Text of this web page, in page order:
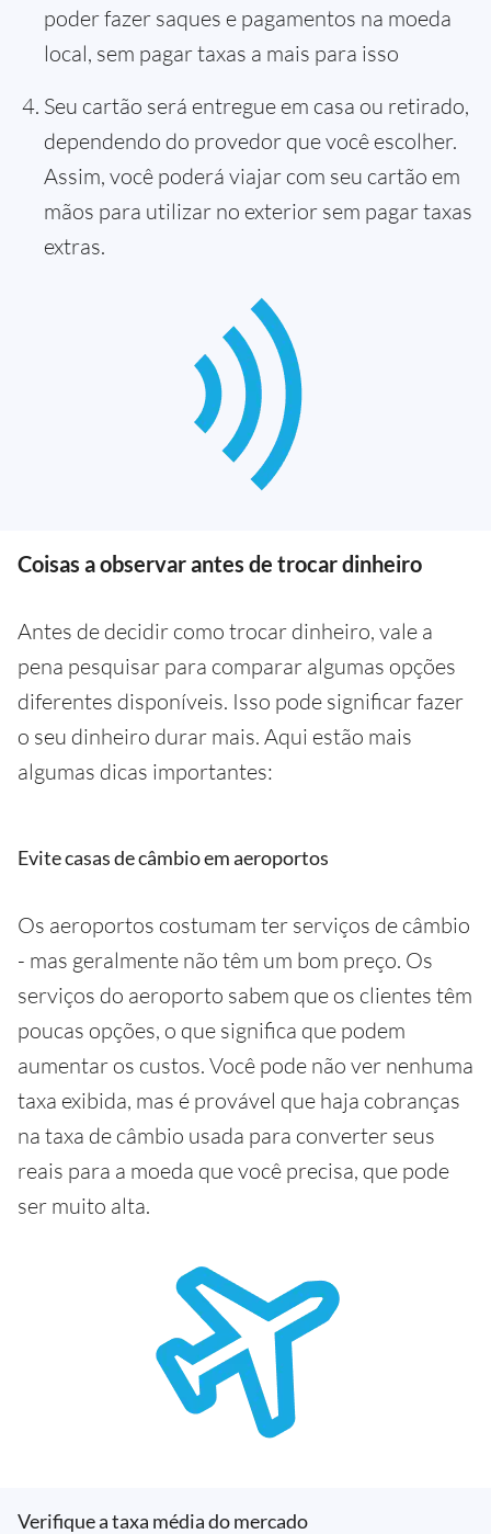
poder fazer saques e pagamentos na moeda
local, sem pagar taxas a mais para isso
Seu cartão será entregue em casa ou retirado,
dependendo do provedor que você escolher.
Assim, você poderá viajar com seu cartão em
mãos para utilizar no exterior sem pagar taxas
extras.
Coisas a observar antes de trocar dinheiro
Antes de decidir como trocar dinheiro, vale a
pena pesquisar para comparar algumas opções
diferentes disponíveis. Isso pode significar fazer
o seu dinheiro durar mais. Aqui estão mais
algumas dicas importantes:
Evite casas de câmbio em aeroportos
Os aeroportos costumam ter serviços de câmbio
- mas geralmente não têm um bom preço. Os
serviços do aeroporto sabem que os clientes têm
poucas opções, o que significa que podem
aumentar os custos. Você pode não ver nenhuma
taxa exibida, mas é provável que haja cobranças
na taxa de câmbio usada para converter seus
reais para a moeda que você precisa, que pode
ser muito alta.
Verifique a taxa média do mercado